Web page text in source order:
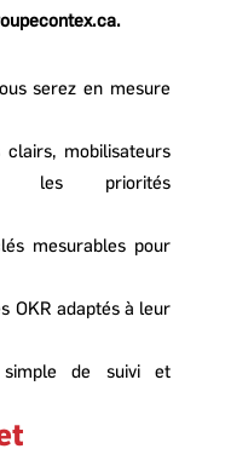
.
serezen mesure
mobilisateurs
les priorités
mesurables pour
OKR adaptés à leur
de suivi et